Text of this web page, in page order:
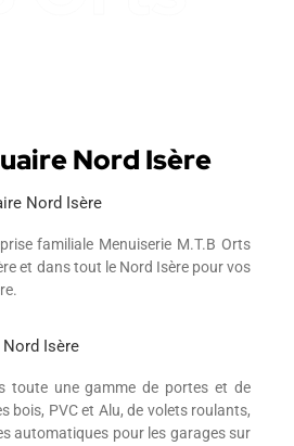
Nord Isère
Nord Isère
familiale Menuiserie M.T.B Orts
et dans tout le Nord Isère pour vos
Isère
toute une gamme de portes et de
bois, PVC et Alu, de volets roulants,
automatiques pour les garages sur